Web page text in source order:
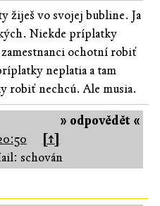
žiješ vo svojej bubline. Ja
Niekde príplatky
ochotní robiť
neplatia a tam
robiť nechcú. Ale musia.
» odpovědět «
[↑]
schován